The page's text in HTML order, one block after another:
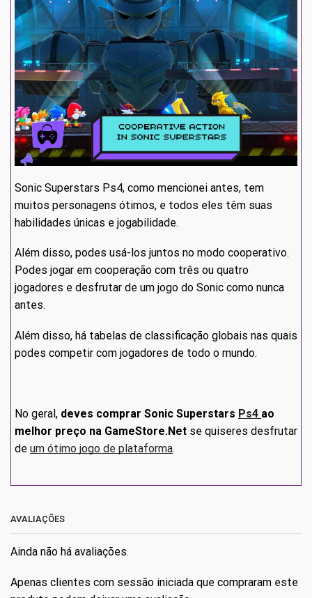
Sonic Superstars Ps4, como mencionei antes, tem
muitos personagens ótimos, e todos eles têm suas
habilidades únicas e jogabilidade.
Além disso, podes usá-los juntos no modo cooperativo.
Podes jogar em cooperação com três ou quatro
jogadores e desfrutar de um jogo do Sonic como nunca
antes.
Além disso, há tabelas de classificação globais nas quais
podes competir com jogadores de todo o mundo.
No geral, deves comprar Sonic Superstars Ps4 ao
melhor preço na GameStore.Net se quiseres desfrutar
de um ótimo jogo de plataforma.
AVALIAÇÕES
Ainda não há avaliações.
Apenas clientes com sessão iniciada que compraram este